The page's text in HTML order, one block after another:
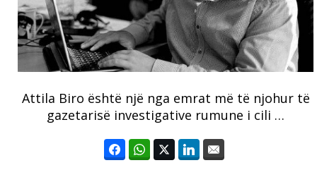
Attila Biro është një nga emrat më të njohur të
gazetarisë investigative rumune i cili …